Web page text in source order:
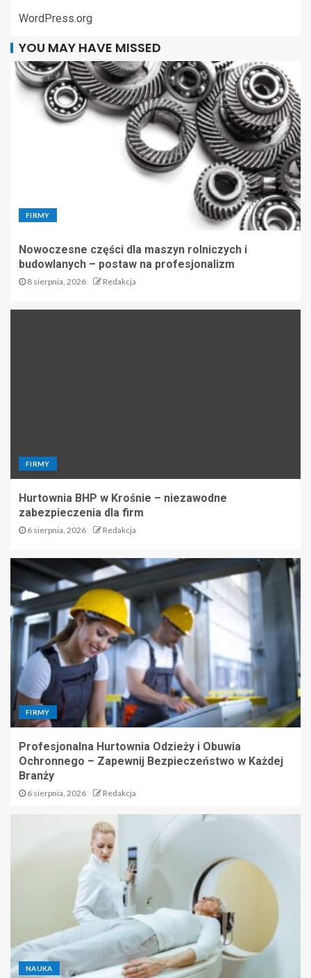
WordPress.org
YOU MAY HAVE MISSED
FIRMY
Nowoczesne części dla maszyn rolniczych i
budowlanych – postaw na profesjonalizm
8 sierpnia, 2026 Redakcja
FIRMY
Hurtownia BHP w Krośnie – niezawodne
zabezpieczenia dla firm
6 sierpnia, 2026 Redakcja
FIRMY
Profesjonalna Hurtownia Odzieży i Obuwia
Ochronnego – Zapewnij Bezpieczeństwo w Każdej
Branży
6 sierpnia, 2026 Redakcja
NAUKA